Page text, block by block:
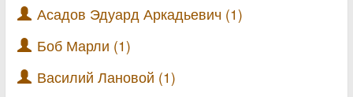
Асадов Эдуард Аркадьевич (1)
Боб Марли (1)
Василий Лановой (1)